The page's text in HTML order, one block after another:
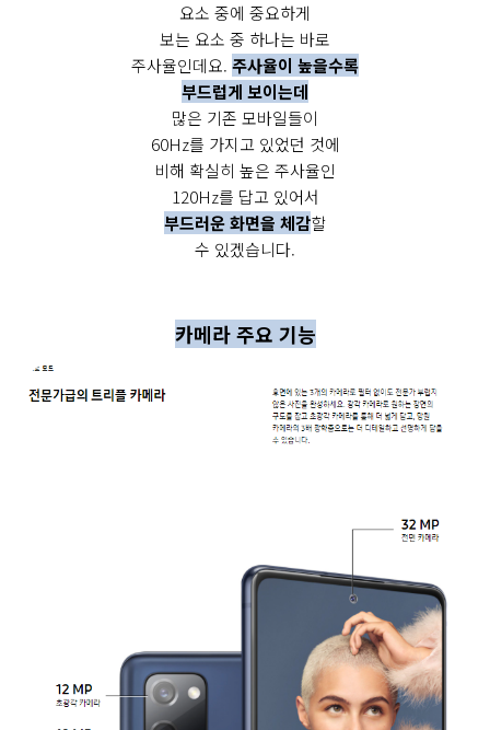
요소 중에 중요하게
보는 요소 중 하나는 바로
주사율인데요. 주사율이 높을수록
부드럽게 보이는데
많은 기존 모바일들이
60Hz를 가지고 있었던 것에
비해 확실히 높은 주사율인
120Hz를 답고 있어서
부드러운 화면을 체감할
수 있겠습니다.
카메라 주요 기능